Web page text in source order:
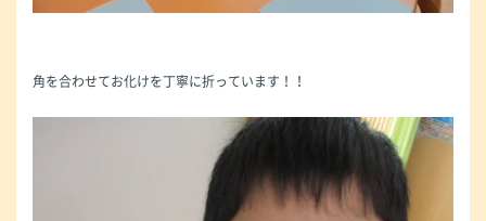
角を合わせてお化けを丁寧に折っています！！